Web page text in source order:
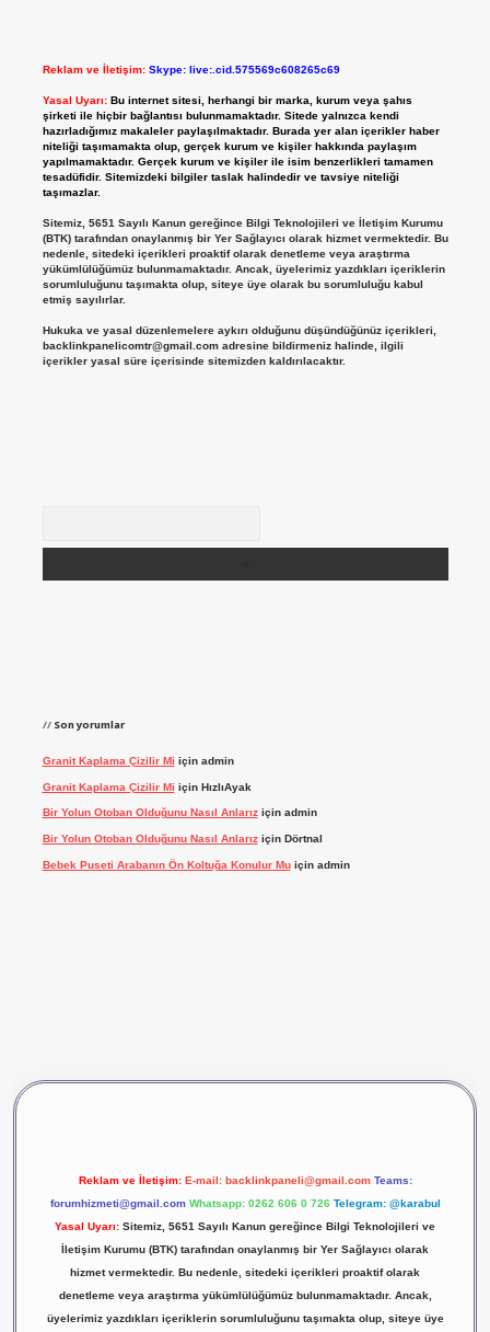
Reklam ve İletişim: Skype: live:.cid.575569c608265c69
Yasal Uyarı: Bu internet sitesi, herhangi bir marka, kurum veya şahıs
şirketi ile hiçbir bağlantısı bulunmamaktadır. Sitede yalnızca kendi
hazırladığımız makaleler paylaşılmaktadır. Burada yer alan içerikler haber
niteliği taşımamakta olup, gerçek kurum ve kişiler hakkında paylaşım
yapılmamaktadır. Gerçek kurum ve kişiler ile isim benzerlikleri tamamen
tesadüfidir. Sitemizdeki bilgiler taslak halindedir ve tavsiye niteliği
taşımazlar.
Sitemiz, 5651 Sayılı Kanun gereğince Bilgi Teknolojileri ve İletişim Kurumu
(BTK) tarafından onaylanmış bir Yer Sağlayıcı olarak hizmet vermektedir. Bu
nedenle, sitedeki içerikleri proaktif olarak denetleme veya araştırma
yükümlülüğümüz bulunmamaktadır. Ancak, üyelerimiz yazdıkları içeriklerin
sorumluluğunu taşımakta olup, siteye üye olarak bu sorumluluğu kabul
etmiş sayılırlar.
Hukuka ve yasal düzenlemelere aykırı olduğunu düşündüğünüz içerikleri,
backlinkpanelicomtr@gmail.comadresine bildirmeniz halinde, ilgili
içerikler yasal süre içerisinde sitemizden kaldırılacaktır.
Son yorumlar
Granit Kaplama Çizilir Mi için admin
Granit Kaplama Çizilir Mi için HızlıAyak
Bir Yolun Otoban Olduğunu Nasıl Anlarıziçin admin
Bir Yolun Otoban Olduğunu Nasıl Anlarıziçin Dörtnal
Bebek Puseti Arabanın Ön Koltuğa Konulur Muiçin admin
Reklam ve İletişim: E-mail: backlinkpaneli@gmail.com Teams:
forumhizmeti@gmail.com Whatsapp: 0262 606 0 726 Telegram: @karabul
Yasal Uyarı: Sitemiz, 5651 Sayılı Kanun gereğince Bilgi Teknolojileri ve
İletişim Kurumu (BTK) tarafından onaylanmış bir Yer Sağlayıcı olarak
hizmet vermektedir. Bu nedenle, sitedeki içerikleri proaktif olarak
denetleme veya araştırma yükümlülüğümüz bulunmamaktadır. Ancak,
üyelerimiz yazdıkları içeriklerin sorumluluğunu taşımakta olup, siteye üye